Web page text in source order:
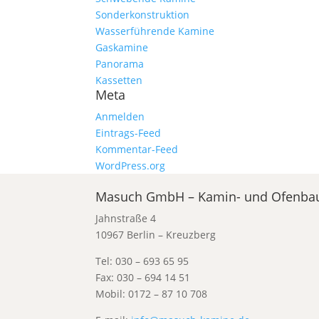
Sonderkonstruktion
Wasserführende Kamine
Gaskamine
Panorama
Kassetten
Meta
Anmelden
Eintrags-Feed
Kommentar-Feed
WordPress.org
Masuch GmbH – Kamin- und
Jahnstraße 4
10967 Berlin – Kreuzberg
Tel: 030 – 693 65 95
Fax: 030 – 694 14 51
Mobil: 0172 – 87 10 708